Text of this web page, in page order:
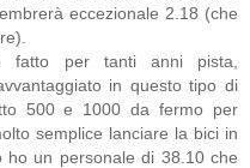
eccezionale 2.18 (che
fatto per tanti anni pista,
in questo tipo di
500 e 1000 da fermo per
semplice lanciare la bici in
un personale di 38.10 che